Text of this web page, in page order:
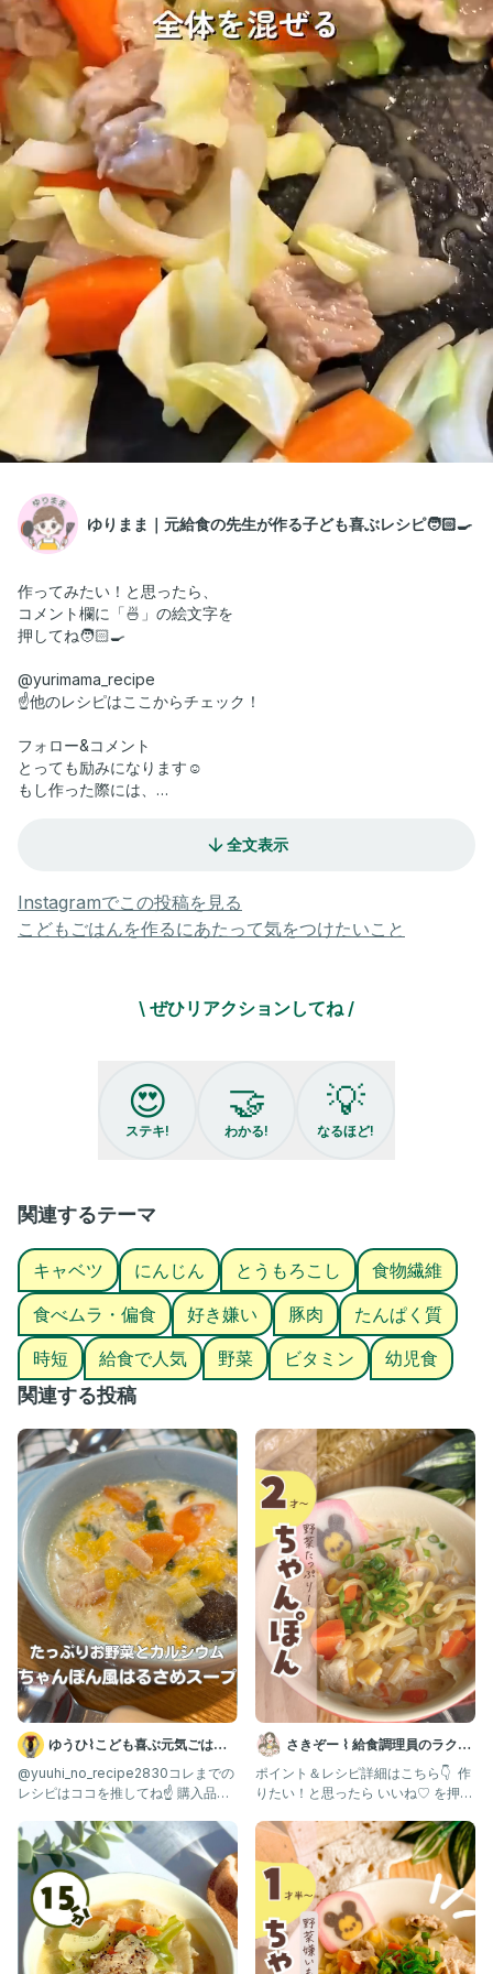
ゆりまま｜元給食の先生が作る子ども喜ぶレシピ🧑🏻‍🍳
作ってみたい！と思ったら、
コメント欄に「🍜」の絵文字を
押してね🧑🏻‍🍳
@yurimama_recipe
☝️他のレシピはここからチェック！
フォロー&コメント
とっても励みになります☺️
もし作った際には、
子どもが夢中で食べる
「濃厚ちゃんぽん麺」🍜♡
子どもが夢中で食べちゃう！
保育園で寒い季節になると
献立に出る大人気メニュー！
いつも3杯はおかわりします🤭笑
たくさん作って
お子さんと楽しく食事をして
少しでもお野菜を食べてくれたら
嬉しいです🤝❣️
ーーーーーーーーーーーーーーーーーー
材料))2人分
・中華麺 2玉
・豚肉 150g
・玉ねぎ 1/2個
・にんじん 1/3本
・キャベツ 葉4枚
・かまぼこ お好みで
・コーン缶 1/4缶
・水 500cc
★牛乳(豆乳) 300cc
★中華出汁 大さじ1
★塩 少々
★オイスターソース 小さじ2
★酒 大さじ1
・ごま油炒め用 大さじ1
※今回は家にあった材料で作りましたが、もやし、かにかま、シ
ーフードミックスなど入れると更にうま味が出て美味しくなりま
すよ✨
作り方))
①野菜、豚肉を食べやすい大きさにカットする。
②フライパンにごま油を入れ中火で熱し、豚肉を炒めて肉の色が
変わったら、野菜を入れてよく炒める。
③水を入れ蓋をし、中火で野菜が柔らかくなるまで煮る。
④野菜が煮えたら、かまぼこ、コーン缶、★の調味料、中華麺を
全文表示
Instagramでこの投稿を見る
こどもごはんを作るにあたって気をつけたいこと
\ ぜひリアクションしてね /
😍
ステキ!
🤝
わかる!
💡
なるほど!
関連するテーマ
キャベツ にんじん とうもろこし
食物繊維
食べムラ・偏食
好き嫌い 豚肉
たんぱく質
時短
給食で人気 野菜 ビタミン 幼児食
関連する投稿
ゆうひ⌇こども喜ぶ元気ごはん
🍳
@yuuhi_no_recipe2830コレまでの
レシピはココを推してね☝️ 購入品は
さきぞー ⌇ 給食調理員のラクう
ま幼児食
ポイント＆レシピ詳細はこちら👇 ⁡ 作
りたい！と思ったら いいね♡ を押し